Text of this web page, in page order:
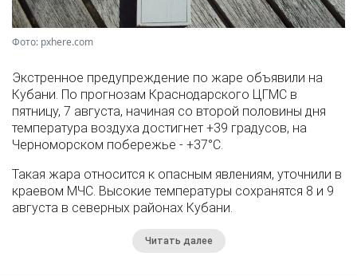
Фото: pxhere.com
Экстренное предупреждение по жаре объявили на
Кубани. По прогнозам Краснодарского ЦГМС в
пятницу, 7 августа, начиная со второй половины дня
температура воздуха достигнет +39 градусов, на
Черноморском побережье - +37°­С.
Такая жара относится к опасным явлениям, уточнили в
краевом МЧС. Высокие температуры сохранятся 8 и 9
августа в северных районах Кубани.
Читать далее